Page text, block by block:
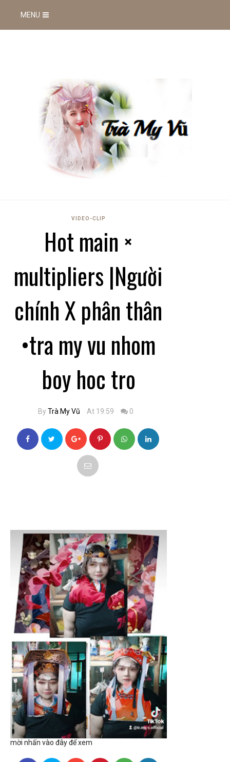
MENU
VIDEO-CLIP
Hot main ×
multipliers |Người
chính X phân thân
•tra my vu nhom
boy hoc tro
ByTrà My Vũ At 19:59 0
mời nhấn vào đây để xem